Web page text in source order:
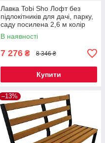
Лавка Tobi Sho Лофт без
підлокітників для дачі, парку,
саду посилена 2,6 м колір
черешня
В наявності
7 276 ₴ 8 346 ₴
Купити
–13%